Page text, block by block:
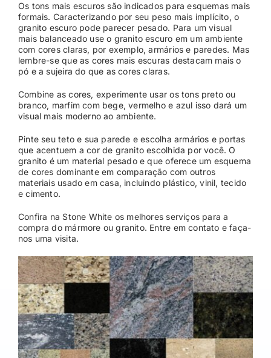
Os tons mais escuros são indicados para esquemas mais
formais. Caracterizando por seu peso mais implícito, o
granito escuro pode parecer pesado. Para um visual
mais balanceado use o granito escuro em um ambiente
com cores claras, por exemplo, armários e paredes. Mas
lembre-se que as cores mais escuras destacam mais o
pó e a sujeira do que as cores claras.
Combine as cores, experimente usar os tons preto ou
branco, marfim com bege, vermelho e azul isso dará um
visual mais moderno ao ambiente.
Pinte seu teto e sua parede e escolha armários e portas
que acentuem a cor de granito escolhida por você. O
granito é um material pesado e que oferece um esquema
de cores dominante em comparação com outros
materiais usado em casa, incluindo plástico, vinil, tecido
e cimento.
Confira na Stone White os melhores serviços para a
compra do mármore ou granito. Entre em contato e faça-
nos uma visita.